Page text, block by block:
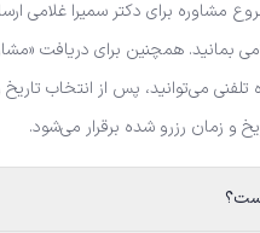
مشاوره برای دکتر سمیرا غلامی
بمانید. همچنین برای دریافت
تلفنی می‌توانید، پس از انتخاب
و زمان رزرو شده برقرار می‌شود.